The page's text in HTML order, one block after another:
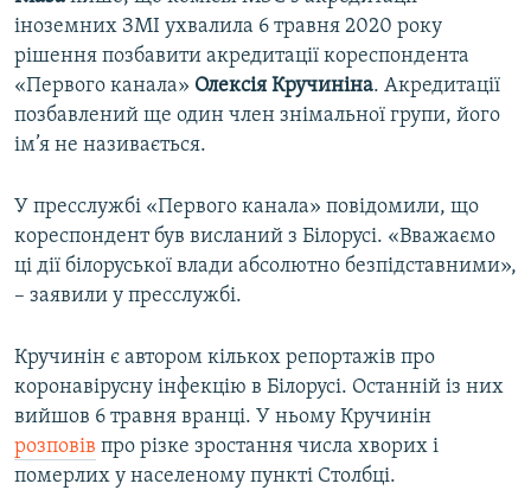
іноземних ЗМІ ухвалила 6 травня 2020 року
рішення позбавити акредитації кореспондента
«Первого канала» Олексія Кручиніна. Акредитації
позбавлений ще один член знімальної групи, його
ім’я не називається.
У пресслужбі «Первого канала» повідомили, що
кореспондент був висланий з Білорусі. «Вважаємо
ці дії білоруської влади абсолютно безпідставними»,
– заявили у пресслужбі.
Кручинін є автором кількох репортажів про
коронавірусну інфекцію в Білорусі. Останній із них
вийшов 6 травня вранці. У ньому Кручинін
розповів про різке зростання числа хворих і
померлих у населеному пункті Столбці.